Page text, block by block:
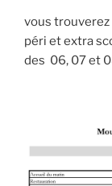
vous
péri et extra
des 06, 07 et